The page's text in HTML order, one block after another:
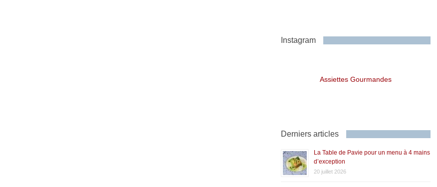
Instagram
Assiettes Gourmandes
Derniers articles
La Table de Pavie pour un menu à 4 mains
d’exception
20 juillet 2026